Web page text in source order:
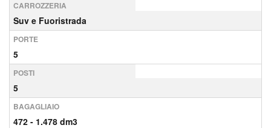
CARROZZERIA
Suv e Fuoristrada
PORTE
5
POSTI
5
BAGAGLIAIO
472 - 1.478 dm3